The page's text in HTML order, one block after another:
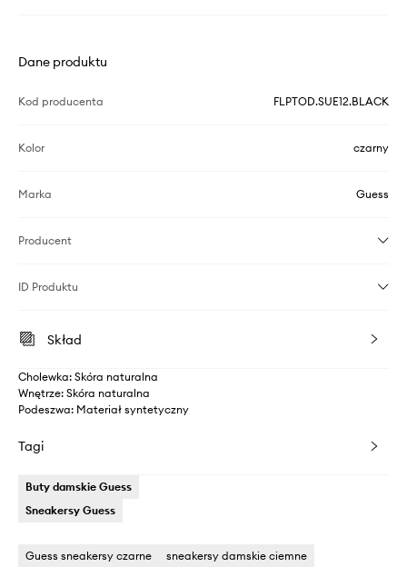
Dane produktu
Kod producenta FLPTOD.SUE12.BLACK
Kolor czarny
Marka Guess
Producent
ID Produktu
Skład
Cholewka: Skóra naturalna
Wnętrze: Skóra naturalna
Podeszwa: Materiał syntetyczny
Tagi
Buty damskie Guess
Sneakersy Guess
Guess sneakersy czarne sneakersy damskie ciemne